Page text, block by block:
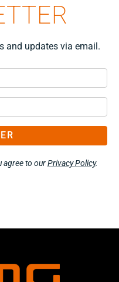
and updates via email.
agree to ourPrivacy Policy.